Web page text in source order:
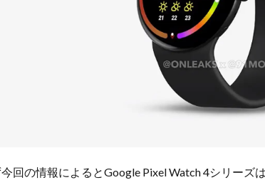
今回の情報によるとGoogle Pixel Watch 4シリーズ